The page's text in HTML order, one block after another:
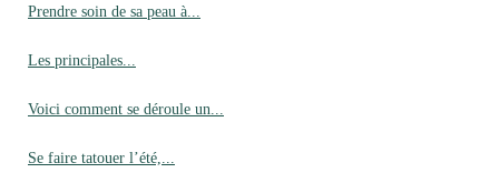
Prendre soin de sa peau à...
Les principales...
Voici comment se déroule un...
Se faire tatouer l’été,...